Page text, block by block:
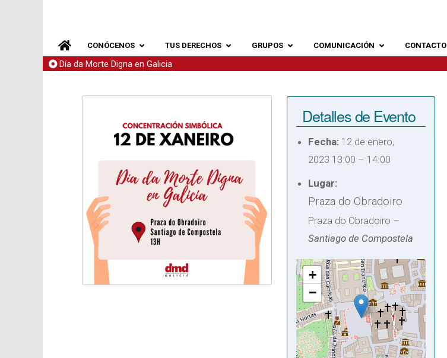
CONÓCENOS TUS DERECHOS GRUPOS COMUNICACIÓN CONTACTO
Día da Morte Digna en Galicia
Detalles de Evento
Fecha: 12 de enero,
2023 13:00 – 14:00
Lugar:
Praza do Obradoiro
Praza do Obradoiro –
Santiago de Compostela
+
−